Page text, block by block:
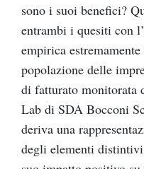
sono i suoi benefici?
entrambi i quesiti con
empirica
popolazione delle
di fatturato monitorata
Lab di SDA Bocconi
deriva una
degli elementi